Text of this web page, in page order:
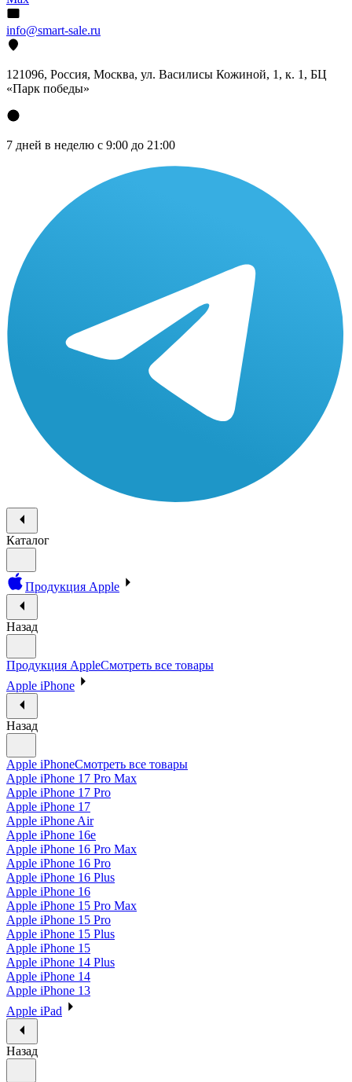
info@smart-sale.ru
121096, Россия, Москва, ул. Василисы Кожиной, 1, к. 1, БЦ
«Парк победы»
7 дней в неделю с 9:00 до 21:00
Каталог
Продукция Apple
Назад
Продукция AppleСмотреть все товары
Apple iPhone
Назад
Apple iPhoneСмотреть все товары
Apple iPhone 17 Pro Max
Apple iPhone 17 Pro
Apple iPhone 17
Apple iPhone Air
Apple iPhone 16e
Apple iPhone 16 Pro Max
Apple iPhone 16 Pro
Apple iPhone 16 Plus
Apple iPhone 16
Apple iPhone 15 Pro Max
Apple iPhone 15 Pro
Apple iPhone 15 Plus
Apple iPhone 15
Apple iPhone 14 Plus
Apple iPhone 14
Apple iPhone 13
Apple iPad
Назад